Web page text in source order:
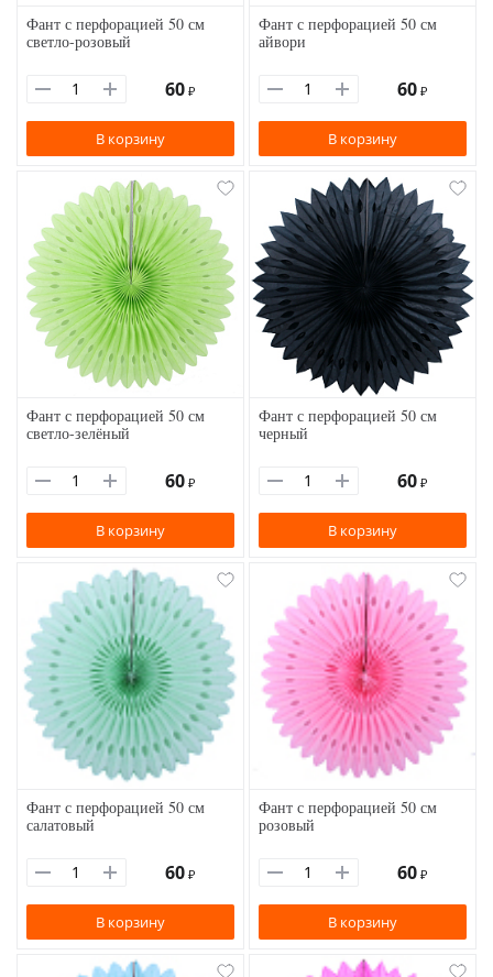
Фант с перфорацией 50 см
светло-розовый
60 ₽
В корзину
Фант с перфорацией 50 см
айвори
60 ₽
В корзину
Фант с перфорацией 50 см
светло-зелёный
60 ₽
В корзину
Фант с перфорацией 50 см
черный
60 ₽
В корзину
Фант с перфорацией 50 см
салатовый
60 ₽
В корзину
Фант с перфорацией 50 см
розовый
60 ₽
В корзину